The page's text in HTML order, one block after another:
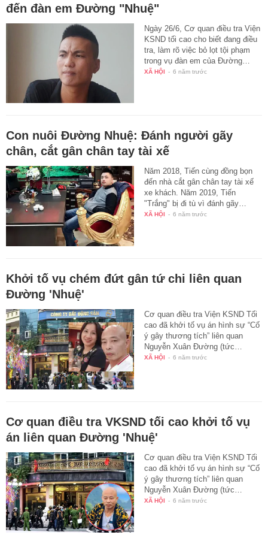
đến đàn em Đường "Nhuệ"
Ngày 26/6, Cơ quan điều tra Viện
KSND tối cao cho biết đang điều
tra, làm rõ việc bỏ lọt tội phạm
trong vụ đàn em của Đường…
XÃ HỘI - 6 năm trước
Con nuôi Đường Nhuệ: Đánh người gãy
chân, cắt gân chân tay tài xế
Năm 2018, Tiến cùng đồng bọn
đến nhà cắt gân chân tay tài xế
xe khách. Năm 2019, Tiến
"Trắng" bị đi tù vì đánh gãy…
XÃ HỘI - 6 năm trước
Khởi tố vụ chém đứt gân tứ chi liên quan
Ðường 'Nhuệ'
Cơ quan điều tra Viện KSND Tối
cao đã khởi tố vụ án hình sự “Cố
ý gây thương tích” liên quan
Nguyễn Xuân Đường (tức…
XÃ HỘI - 6 năm trước
Cơ quan điều tra VKSND tối cao khởi tố vụ
án liên quan Đường 'Nhuệ'
Cơ quan điều tra Viện KSND Tối
cao đã khởi tố vụ án hình sự “Cố
ý gây thương tích” liên quan
Nguyễn Xuân Đường (tức…
XÃ HỘI - 6 năm trước